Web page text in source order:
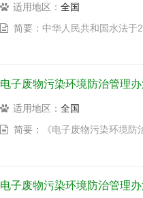
适用地区： 全国
简要： 中华人民共和国水法于
电子废物污染环境防治管理
适用地区： 全国
简要：
《电子废物污染环境
电子废物污染环境防治管理